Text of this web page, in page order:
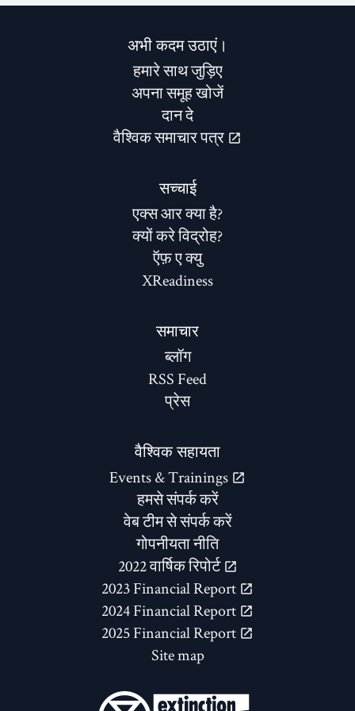
अभी कदम उठाएं।
हमारे साथ जुड़िए
अपना समूह खोजें
दान दे
वैश्विक समाचार पत्र
सच्चाई
एक्स आर क्या है?
क्यों करे विद्रोह?
ऍफ़ ए क्यु
XReadiness
समाचार
ब्लॉग
RSS Feed
प्रेस
वैश्विक सहायता
Events & Trainings
हमसे संपर्क करें
वेब टीम से संपर्क करें
गोपनीयता नीति
2022 वार्षिक रिपोर्ट
2023 Financial Report
2024 Financial Report
2025 Financial Report
Site map